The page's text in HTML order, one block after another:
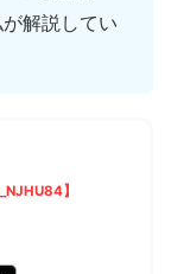
解説してい
】